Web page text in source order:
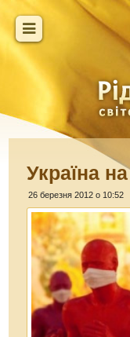
Україна
26 березня 2012 о 10:52